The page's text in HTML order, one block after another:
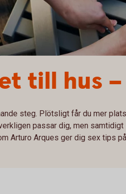
till hus
steg. Plötsligt får du mer
passar dig, men samtidigt
Arturo Arques ger dig sex tips